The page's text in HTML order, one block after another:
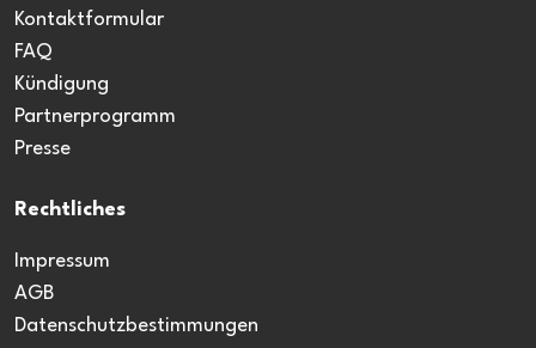
Kontaktformular
FAQ
Kündigung
Partnerprogramm
Presse
Rechtliches
Impressum
AGB
Datenschutzbestimmungen